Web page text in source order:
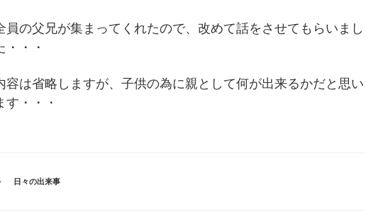
員の父兄が集まってくれたので、改めて話をさせてもらいまし
・・・
容は省略しますが、 子供の為に親として何が出来るかだと思い
す・・・
カ
日々の出来事